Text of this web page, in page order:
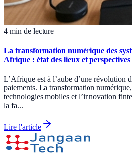
4 min de lecture
La transformation numérique des
Afrique : état des lieux et perspectives
L’Afrique est à l’aube d’une révolution
paiements. La transformation numérique,
technologies mobiles et l’innovation
la fa...
Lire l'article